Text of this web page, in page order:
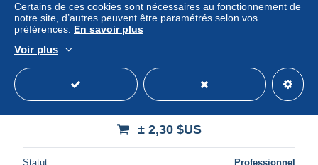
14 - CLECY - LE VIADUC ET LES ROCHERS DES
± 2,30 $US
Statut Professionnel
Certains de ces cookies sont nécessaires au fonctionnement de
notre site, d’autres peuvent être paramétrés selon vos
préférences. En savoir plus
Voir plus